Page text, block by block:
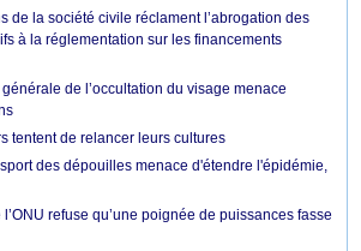
de la société civile réclament l’abrogation des
à la réglementation sur les financements
de l’occultation du visage menace
tentent de relancer leurs cultures
des dépouilles menace d'étendre l'épidémie,
refuse qu’une poignée de puissances fasse